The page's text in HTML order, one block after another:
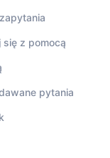
się z pomocą
pytania